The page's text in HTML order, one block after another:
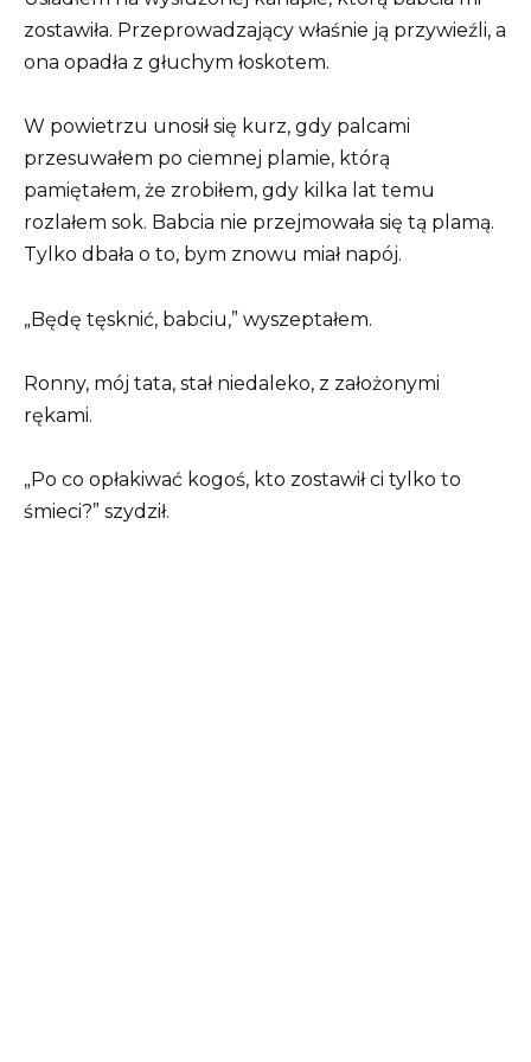
zostawiła. Przeprowadzający właśnie ją przywieźli, a
ona opadła z głuchym łoskotem.
W powietrzu unosił się kurz, gdy palcami
przesuwałem po ciemnej plamie, którą
pamiętałem, że zrobiłem, gdy kilka lat temu
rozlałem sok. Babcia nie przejmowała się tą plamą.
Tylko dbała o to, bym znowu miał napój.
„Będę tęsknić, babciu,” wyszeptałem.
Ronny, mój tata, stał niedaleko, z założonymi
rękami.
„Po co opłakiwać kogoś, kto zostawił ci tylko to
śmieci?” szydził.